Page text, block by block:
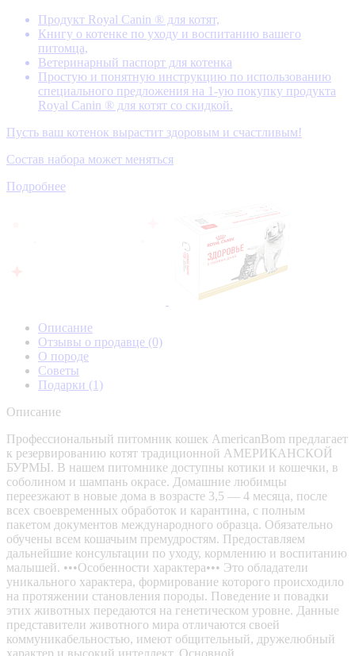
Продукт Royal Canin ® для котят,
Книгу о котенке по уходу и воспитанию вашего
питомца,
Ветеринарный паспорт для котенка
Простую и понятную инструкцию по использованию
специального предложения на 1-ую покупку продукта
Royal Canin ® для котят со скидкой.
Пусть ваш котенок вырастит здоровым и счастливым!
Состав набора может меняться
Подробнее
Описание
Отзывы о продавце (0)
О породе
Советы
Подарки (1)
Описание
Профессиональный питомник кошек AmericanBom предлагает
к резервированию котят традиционной АМЕРИКАНСКОЙ
БУРМЫ. В нашем питомнике доступны котики и кошечки, в
соболином и шампань окрасе. Домашние любимцы
переезжают в новые дома в возрасте 3,5 — 4 месяца, после
всех своевременных обработок и карантина, с полным
пакетом документов международного образца. Обязательно
обучены всем кошачьим премудростям. Предоставляем
дальнейшие консультации по уходу, кормлению и воспитанию
малышей. •••Особенности характера••• Это обладатели
уникального характера, формирование которого происходило
на протяжении становления породы. Поведение и повадки
этих животных передаются на генетическом уровне. Данные
представители животного мира отличаются своей
коммуникабельностью, имеют общительный, дружелюбный
характер и высокий интеллект. Основной